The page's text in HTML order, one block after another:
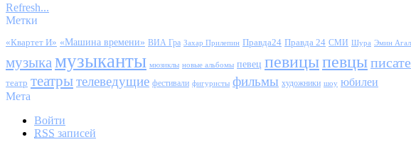
Refresh...
Метки
«Квартет И» «Машина времени» ВИА Гра Захар Прилепин Правда24 Правда 24 СМИ Шура Эмин
музыка музыканты мюзиклы новые альбомы певец певицыпевцы
театр театрытелеведущие фестивали фигуристы фильмы художники шоу юбилеи
Мета
Войти
RSS записей